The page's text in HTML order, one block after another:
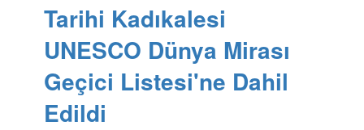
Tarihi Kadıkalesi
UNESCO Dünya Mirası
Geçici Listesi'ne Dahil
Edildi